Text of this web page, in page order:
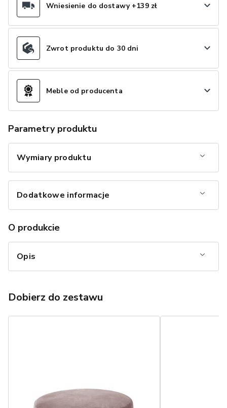
Wniesienie do dostawy +139 zł
Zwrot produktu do 30 dni
Meble od producenta
Parametry produktu
Wymiary produktu
Dodatkowe informacje
O produkcie
Opis
Dobierz do zestawu